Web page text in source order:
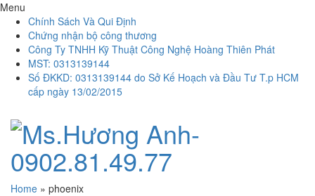
Menu
Chính Sách Và Qui Định
Chứng nhận bộ công thương
Công Ty TNHH Kỹ Thuật Công Nghệ Hoàng Thiên Phát
MST: 0313139144
Số ĐKKD: 0313139144 do Sở Kế Hoạch và Đầu Tư T.p HCM
cấp ngày 13/02/2015
Home » phoenix